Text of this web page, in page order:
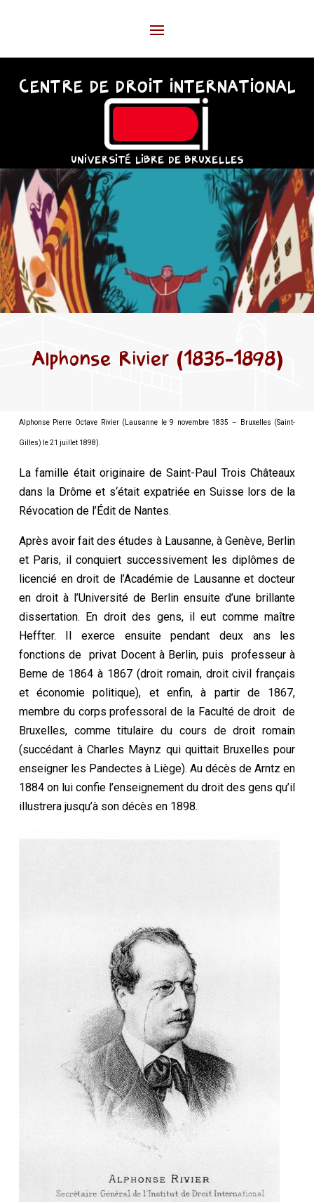
CENTRE DE DROIT INTERNATIONAL
UNIVERSITÉ LIBRE DE BRUXELLES
Alphonse Rivier (1835-1898)
Alphonse Pierre Octave Rivier (Lausanne le 9 novembre 1835 – Bruxelles (Saint-
Gilles) le 21 juillet 1898).
La famille était originaire de Saint-Paul Trois Châteaux
dans la Drôme et s‘était expatriée en Suisse lors de la
Révocation de l’Édit de Nantes.
Après avoir fait des études à Lausanne, à Genève, Berlin
et Paris, il conquiert successivement les diplômes de
licencié en droit de l’Académie de Lausanne et docteur
en droit à l’Université de Berlin ensuite d’une brillante
dissertation. En droit des gens, il eut comme maître
Heffter. Il exerce ensuite pendant deux ans les
fonctions de privat Docent à Berlin, puis professeur à
Berne de 1864 à 1867 (droit romain, droit civil français
et économie politique), et enfin, à partir de 1867,
membre du corps professoral de la Faculté de droit de
Bruxelles, comme titulaire du cours de droit romain
(succédant à Charles Maynz qui quittait Bruxelles pour
enseigner les Pandectes à Liège). Au décès de Arntz en
1884 on lui confie l’enseignement du droit des gens qu’il
illustrera jusqu’à son décès en 1898.